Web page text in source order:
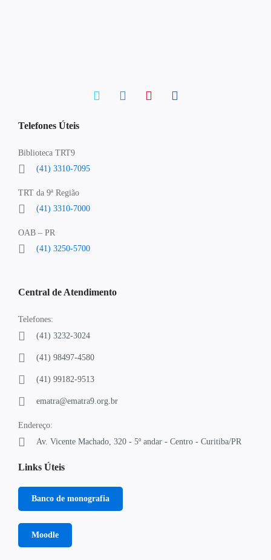
Telefones Úteis
Biblioteca TRT9
(41) 3310-7095
TRT da 9ª Região
(41) 3310-7000
OAB – PR
(41) 3250-5700
Central de Atendimento
Telefones:
(41) 3232-3024
(41) 98497-4580
(41) 99182-9513
ematra@ematra9.org.br
Endereço:
Av. Vicente Machado, 320 - 5º andar - Centro - Curitiba/PR
Links Úteis
Banco de monografia
Moodle